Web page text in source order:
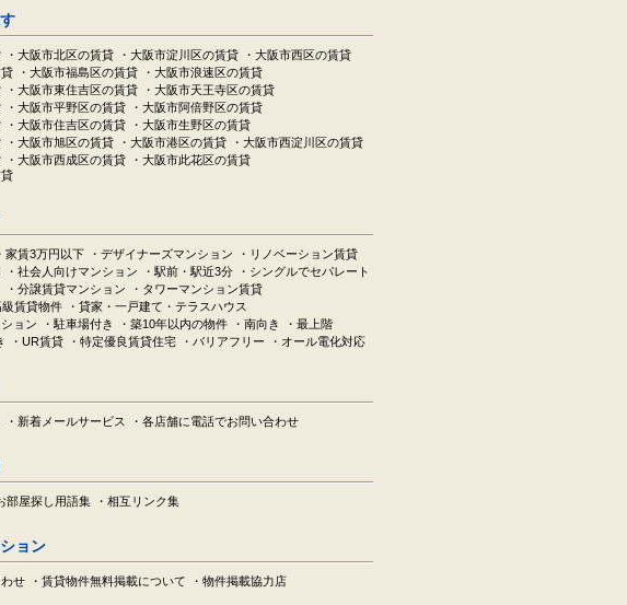
・大阪市北区の賃貸 ・大阪市淀川区の賃貸
・大阪市西区の賃貸
・大阪市福島区の賃貸
・大阪市浪速区の賃貸
・大阪市東住吉区の賃貸
・大阪市天王寺区の賃貸
・大阪市平野区の賃貸
・大阪市阿倍野区の賃貸
・大阪市住吉区の賃貸
・大阪市生野区の賃貸
・大阪市旭区の賃貸 ・大阪市港区の賃貸
・大阪市西淀川区の賃貸
・大阪市西成区の賃貸
・大阪市此花区の賃貸
家賃3万円以下 ・デザイナーズマンション
・リノベーション賃貸
・社会人向けマンション ・駅前・駅近3分
・シングルでセパレート
・分譲賃貸マンション
・タワーマンション賃貸
級賃貸物件
・貸家・一戸建て・テラスハウス
ョン
・駐車場付き ・築10年以内の物件 ・南向き
・最上階
・UR賃貸 ・特定優良賃貸住宅 ・バリアフリー ・オール電化対応
・新着メールサービス ・各店舗に電話でお問い合わせ
部屋探し用語集 ・相互リンク集
ョン
せ ・賃貸物件無料掲載について ・物件掲載協力店